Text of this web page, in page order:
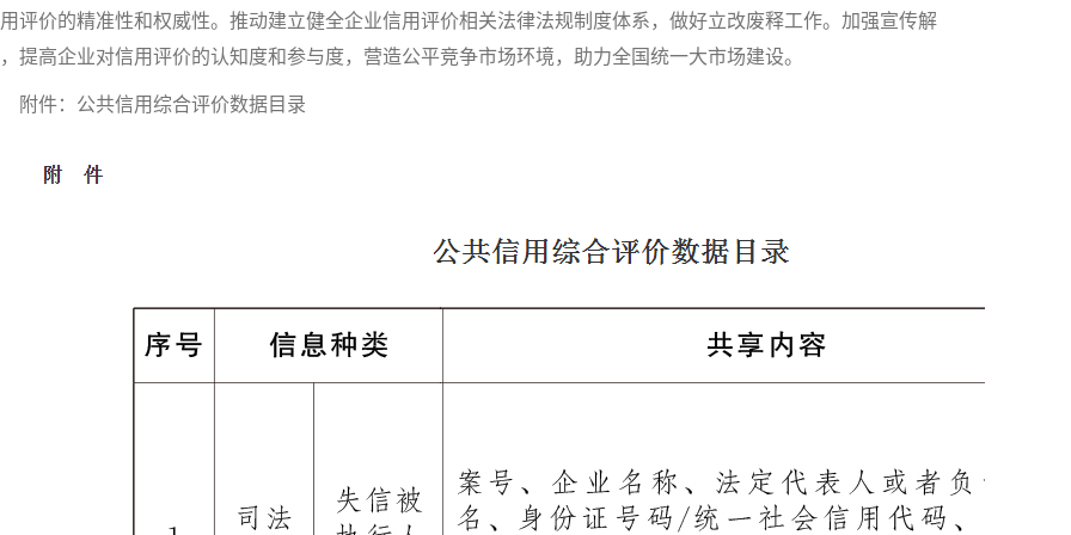
评价的精准性和权威性。推动建立健全企业信用评价相关法律法规制度体系，做好立改废释工作。加强宣传解
提高企业对信用评价的认知度和参与度，营造公平竞争市场环境，助力全国统一大市场建设。
：公共信用综合评价数据目录